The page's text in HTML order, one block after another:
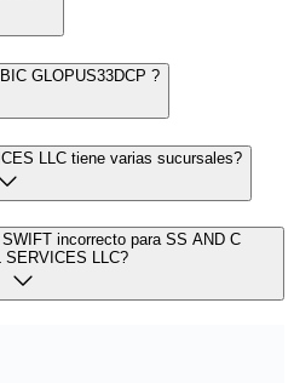
GLOPUS33DCP ?
LLC tiene varias sucursales?
incorrecto para SS AND C
SERVICES LLC?